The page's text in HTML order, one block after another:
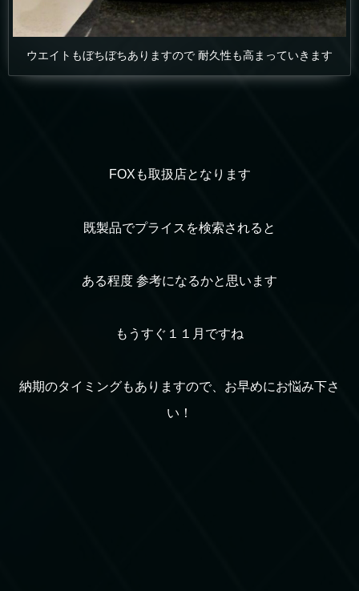
ウエイトもぼちぼちありますので 耐久性も高まっていきます
FOXも取扱店となります
既製品でプライスを検索されると
ある程度 参考になるかと思います
もうすぐ１１月ですね
納期のタイミングもありますので、お早めにお悩み下さ
い！